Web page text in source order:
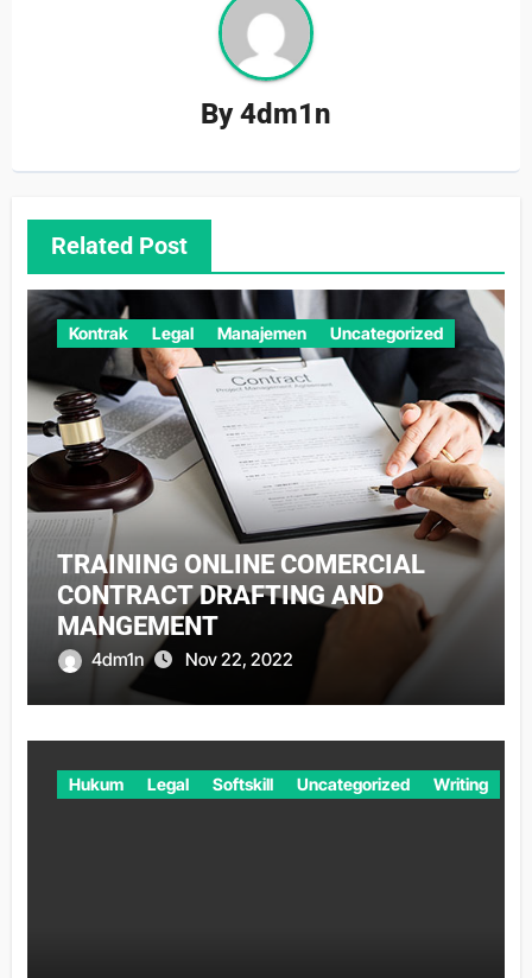
By4dm1n
Related Post
Kontrak Legal Manajemen Uncategorized
TRAINING ONLINE COMERCIAL
CONTRACT DRAFTING AND
MANGEMENT
4dm1n Nov 22, 2022
Hukum Legal Softskill Uncategorized Writing